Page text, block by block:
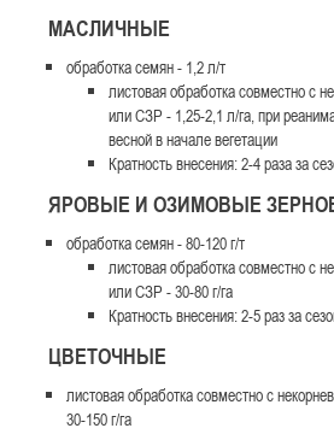
МАСЛИЧНЫЕ
обработка семян - 1,2 л/т
листовая обработка совместно с
или СЗР - 1,25-2,1 л/га, при
весной в начале вегетации
Кратность внесения: 2-4 раза за
ЯРОВЫЕ И ОЗИМОВЫЕ
обработка семян - 80-120 г/т
листовая обработка совместно с
или СЗР - 30-80 г/га
Кратность внесения: 2-5 раз за
ЦВЕТОЧНЫЕ
листовая обработка совместно с
30-150 г/га